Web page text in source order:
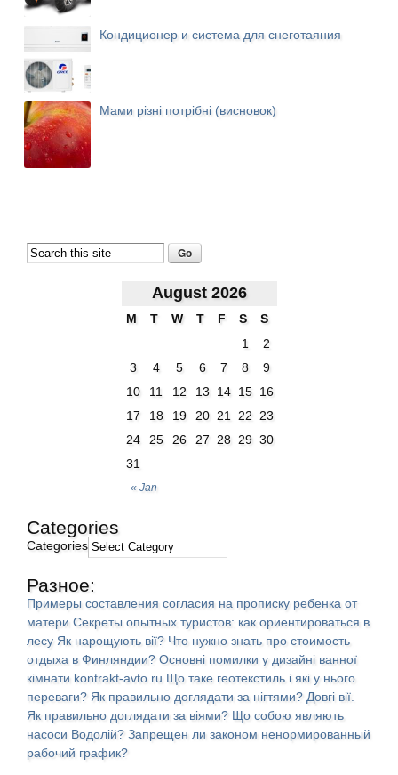
Кондиционер и система для снеготаяния
Мами різні потрібні (висновок)
August 2026
M T W T F S S
« Jan
1
2
3
4 5 6 7 8
9
10
11 12 13 14 15 16
17
18 19 20 21 22 23
24
25 26 27 28 29 30
31
Categories
Categories
Разное:
Примеры составления согласия на прописку ребенка от
матери Секреты опытных туристов: как ориентироваться в
лесу Як нарощують вії? Что нужно знать про стоимость
отдыха в Финляндии? Основні помилки у дизайні ванної
кімнати kontrakt-avto.ru Що таке геотекстиль і які у нього
переваги? Як правильно доглядати за нігтями? Довгі вії.
Як правильно доглядати за віями? Що собою являють
насоси Водолій? Запрещен ли законом ненормированный
рабочий график?